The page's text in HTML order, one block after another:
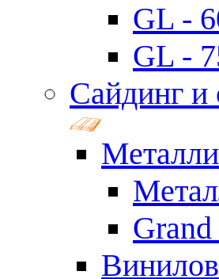
GL -
GL -
Сайдинг